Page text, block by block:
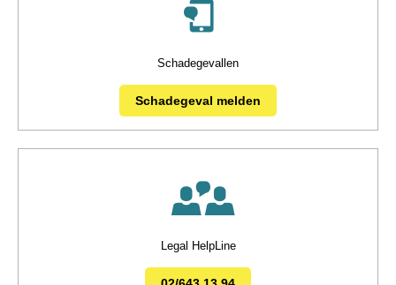
Schadegevallen
Schadegeval melden
Legal HelpLine